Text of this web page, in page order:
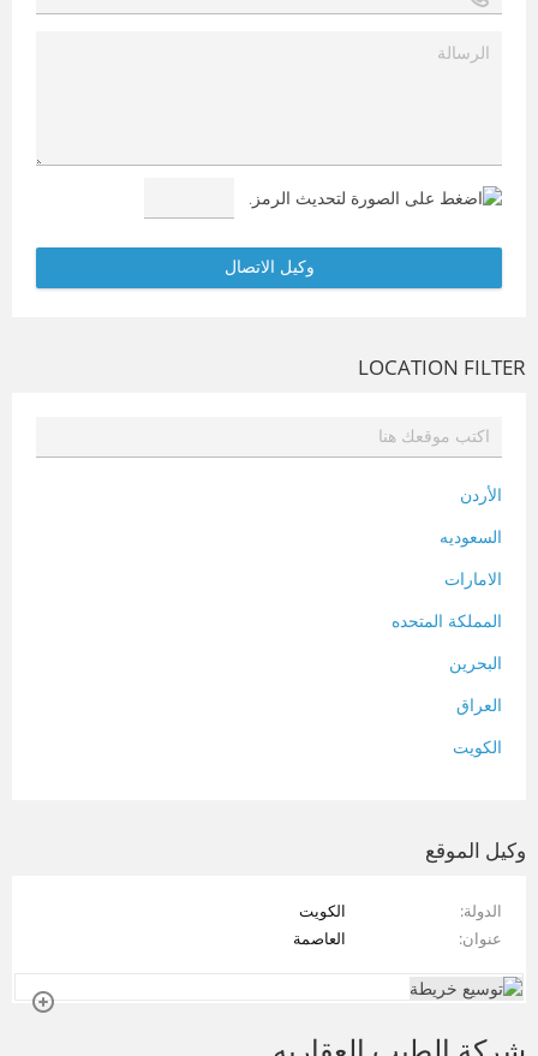
LOCATION FILTER
الأردن
السعوديه
الامارات
المملكة المتحده
البحرين
العراق
الكويت
فلسطين
سوريا
تونس
وكيل الموقع
الدولة
الكويت
عنوان
العاصمة